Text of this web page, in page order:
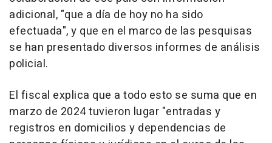
adicional, "que a día de hoy no ha sido
efectuada", y que en el marco de las pesquisas
se han presentado diversos informes de análisis
policial.
El fiscal explica que a todo esto se suma que en
marzo de 2024 tuvieron lugar "entradas y
registros en domicilios y dependencias de